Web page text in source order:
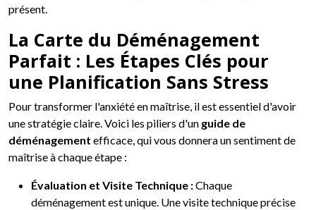
présent.
La Carte du Déménagement
Parfait : Les Étapes Clés pour
une Planification Sans Stress
Pour transformer l'anxiété en maîtrise, il est essentiel d'avoir
une stratégie claire. Voici les piliers d'un guide de
déménagement efficace, qui vous donnera un sentiment de
maîtrise à chaque étape :
Évaluation et Visite Technique :Chaque
déménagement est unique. Une visite technique précise